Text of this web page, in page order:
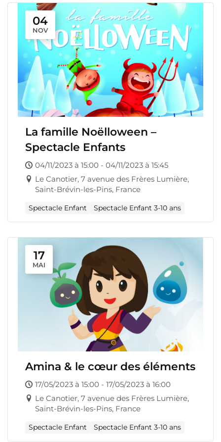
04
NOV
La famille Noëlloween –
Spectacle Enfants
04/11/2023 à 15:00 - 04/11/2023 à 15:45
Le Canotier, 7 avenue des Frères Lumière,
Saint-Brévin-les-Pins, France
Spectacle Enfant Spectacle Enfant 3-10 ans
17
MAI
Amina & le cœur des éléments
17/05/2023 à 15:00 - 17/05/2023 à 16:00
Le Canotier, 7 avenue des Frères Lumière,
Saint-Brévin-les-Pins, France
Spectacle Enfant Spectacle Enfant 3-10 ans